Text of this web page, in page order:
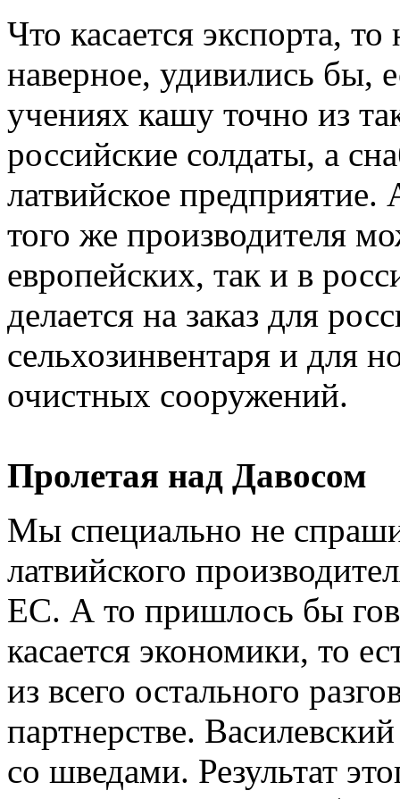
Что касается экспорта,
наверное, удивились бы,
учениях кашу точно из
российские солдаты, а
латвийское
того же производителя
европейских, так и в
делается на заказ для
сельхозинвентаря и для
очистных сооружений.
Пролетая над Давосом
Мы специально не
латвийского
ЕС. А то пришлось бы
касается экономики, то
из всего остального
партнерстве.
со шведами. Результат